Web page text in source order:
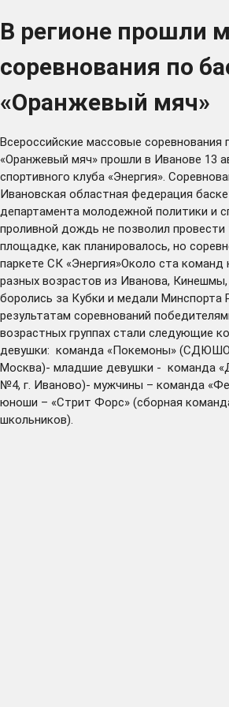
В регионе прошли
соревнования по
«Оранжевый мяч»
Всероссийские массовые соревнования
«Оранжевый мяч» прошли в Иванове 13
спортивного клуба «Энергия».
Ивановская областная федерация
департамента молодежной политики и
проливной дождь не позволил
площадке, как планировалось, но
паркете СК «Энергия»Около ста
разных возрастов из Иванова,
боролись за Кубки и медали Минспорта
результатам соревнований
возрастных группах стали следующие
девушки: команда «Покемоны» (СДЮШОР
Москва)- младшие девушки - команда
№4, г. Иваново)- мужчины – команда
юноши – «Стрит Форс» (сборная
школьников).